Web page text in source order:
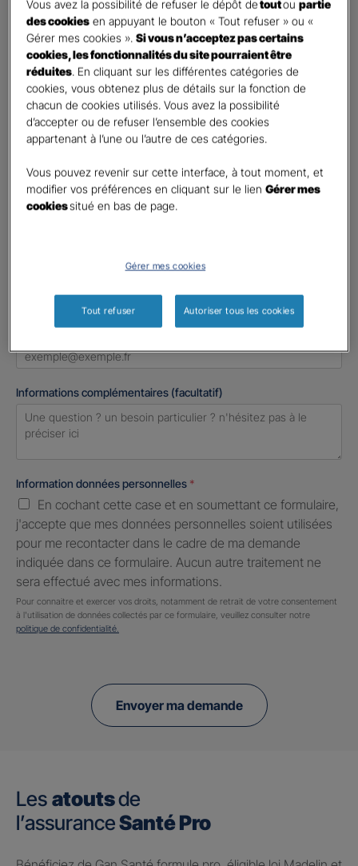
Vos informations :
Etes-vous déjà client Gan assurances ?*
Oui
Non
*
Monsieur
Contact*
United
*
Informations complémentaires (facultatif)
Information données personnelles *
En cochant cette case et en soumettant ce formulaire,
j'accepte que mes données personnelles soient utilisées
pour me recontacter dans le cadre de ma demande
indiquée dans ce formulaire. Aucun autre traitement ne
sera effectué avec mes informations.
Pour connaitre et exercer vos droits, notamment de retrait de votre consentement
à l'utilisation de données collectés par ce formulaire, veuillez consulter notre
politique de confidentialité.
Envoyer ma demande
Les atoutsde
l’assuranceSanté Pro
Vous avez la possibilité de refuser le dépôt detoutoupartie
des cookies en appuyant le bouton « Tout refuser » ou «
Gérer mes cookies ».Si vous n’acceptez pas certains
cookies, les fonctionnalités du site pourraient être
réduites . En cliquant sur les différentes catégories de
cookies, vous obtenez plus de détails sur la fonction de
chacun de cookies utilisés. Vous avez la possibilité
d’accepter ou de refuser l’ensemble des cookies
appartenant à l’une ou l’autre de ces catégories.
Vous pouvez revenir sur cette interface, à tout moment, et
modifier vos préférences en cliquant sur le lienGérer mes
cookiessitué en bas de page.
Gérer mes cookies
Tout refuser Autoriser tous les cookies